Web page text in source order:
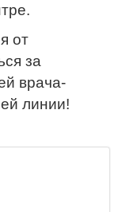
от
за
врача-
линии!